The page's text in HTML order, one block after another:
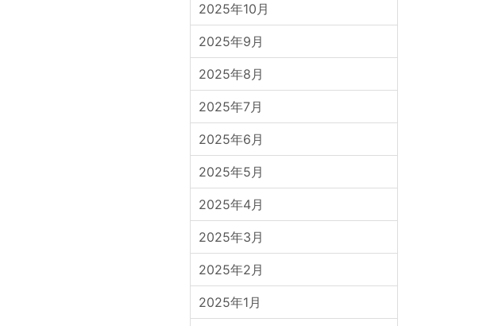
2025年10月
2025年9月
2025年8月
2025年7月
2025年6月
2025年5月
2025年4月
2025年3月
2025年2月
2025年1月